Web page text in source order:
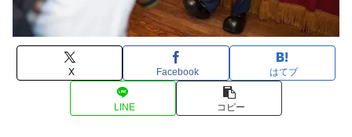
X Facebook はてブ
LINE コピー